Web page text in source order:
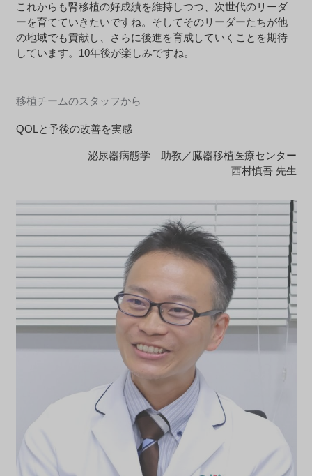
これからも腎移植の好成績を維持しつつ、次世代のリーダ
ーを育てていきたいですね。そしてそのリーダーたちが他
の地域でも貢献し、さらに後進を育成していくことを期待
しています。10年後が楽しみですね。
移植チームのスタッフから
QOLと予後の改善を実感
泌尿器病態学 助教／臓器移植医療センター
西村慎吾 先生